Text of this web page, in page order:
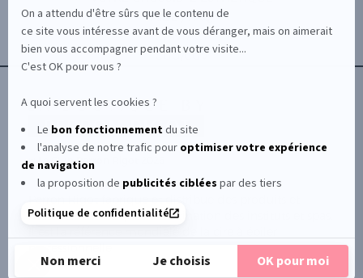
sur
Axeptio
On a attendu d'être sûrs que le contenu de
ce site vous intéresse avant de vous déranger, mais on aimerait
bien vous accompagner pendant votre visite...
C'est OK pour vous ?
A quoi servent les cookies ?
Le bon fonctionnementdu site
l'analyse de notre trafic pour optimiservotre expérience
de navigation
la proposition de publicités ciblées par des tiers
Politique de confidentialité
Non merci Je choisis OK pour moi
AIDE / FAQ
CONTACT
CGU/CGV
© Le Club Perron Rigot 2026
matériels esthétiques à destination des instituts et spas.